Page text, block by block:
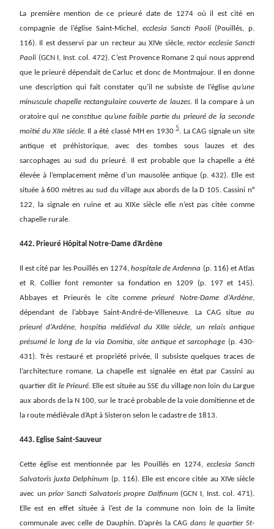
La première mention de ce prieuré date de 1274 où il est cité en
compagnie de l’église Saint-Michel, ecclesia Sancti Paoli (Pouillés, p.
116). Il est desservi par un recteur au XIVe siècle,rector ecclesie Sancti
Paoli (GCN I, Inst. col. 472). C’est Provence Romane 2 qui nous apprend
que le prieuré dépendait de Carluc et donc de Montmajour. Il en donne
une description qui fait constater qu’il ne subsiste de l’église qu’une
minuscule chapelle rectangulaire couverte de lauzes.
Il la compare à un
oratoire qui neconstitue qu’une faible partie du prieuré de la seconde
moitié du XIIe siècle.
Il a été classé MH en 19305. La CAG signale un site
antique et préhistorique, avec des tombes sous lauzes et des
sarcophages au sud du prieuré. Il est probable que la chapelle a été
élevée à l’emplacement même d’un mausolée antique (p. 432). Elle est
située à 600 mètres au sud du village aux abords de la D 105. Cassini n°
122, la signale en ruine et au XIXe siècle elle n’est pas citée comme
chapelle rurale.
442. Prieuré Hôpital Notre-Dame d’Ardène
Il est cité par les Pouillés en 1274,hospitale de Ardenna (p. 116) et Atlas
et R. Collier font remonter sa fondation en 1209 (p. 197 et 145).
Abbayes et Prieurés le cite commeprieuré Notre-Dame d’Ardène,
dépendant de l’abbaye Saint-André-de-Villeneuve. La CAG situe au
prieuré d’Ardène, hospitia médiéval du XIIIe siècle, un relais antique
présumé le long de la via Domitia, site antique et sarcophage (p. 430-
431). Très restauré et propriété privée, il subsiste quelques traces de
l’architecture romane. La chapelle est signalée en état par Cassini au
quartier dit le Prieuré. Elle est située au SSE du village non loin du Largue
aux abords de la N 100, sur le tracé probable de la voie domitienne et de
la route médiévale d’Apt à Sisteron selon le cadastre de 1813.
443. Eglise Saint-Sauveur
Cette église est mentionnée par les Pouillés en 1274, ecclesia Sancti
Salvatoris juxta Delphinum (p. 116). Elle est encore citée au XIVe siècle
avec unprior Sancti Salvatoris propre Dalfinum (GCN I, Inst. col. 471).
Elle est en effet située à l’est de la commune non loin de la limite
communale avec celle de Dauphin. D’après la CAGdans le quartier St-